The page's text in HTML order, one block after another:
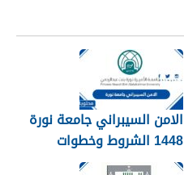
الامن السيبراني جامعة نورة
1448 الشروط وخطوات
التقديم